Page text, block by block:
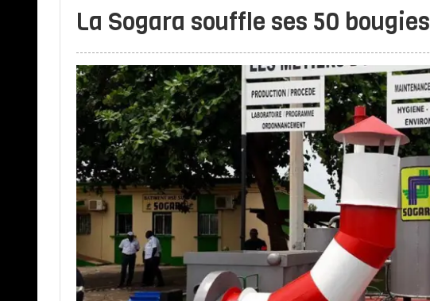
La Sogara souffle ses 50 bougies